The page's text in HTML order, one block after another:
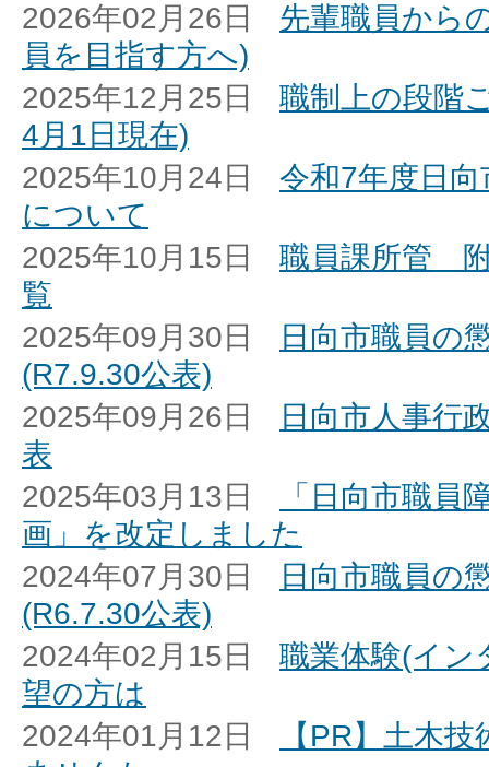
2026年02月26日
先輩職員から
員を目指す方へ)
2025年12月25日
職制上の段階
4月1日現在)
2025年10月24日
令和7年度日
について
2025年10月15日
職員課所管
覧
2025年09月30日
日向市職員の
(R7.9.30公表)
2025年09月26日
日向市人事行
表
2025年03月13日
「日向市職員
画」を改定しました
2024年07月30日
日向市職員の
(R6.7.30公表)
2024年02月15日
職業体験(イン
望の方は
2024年01月12日
【PR】土木